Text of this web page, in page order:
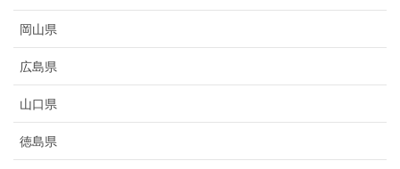
岡山県
広島県
山口県
徳島県